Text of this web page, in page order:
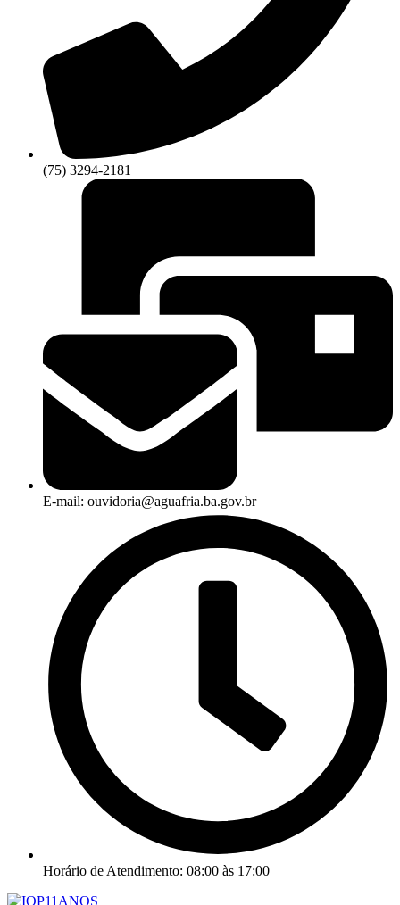
(75) 3294-2181
E-mail: ouvidoria@aguafria.ba.gov.br
Horário de Atendimento: 08:00 às 17:00